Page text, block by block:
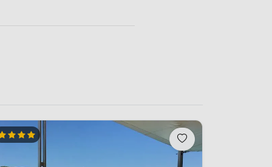
De heuvels zijn begroeid
uitzicht. Mocht je alle